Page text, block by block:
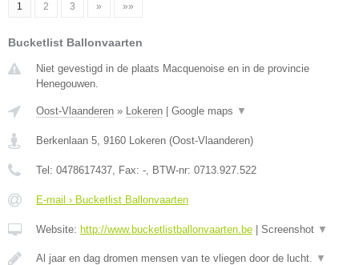
1 2 3 » »»
Bucketlist Ballonvaarten
Niet gevestigd in de plaats Macquenoise en in de provincie
Henegouwen.
Oost-Vlaanderen » Lokeren Google maps ▼
Berkenlaan 5, 9160 Lokeren (Oost-Vlaanderen)
Tel: 0478617437, Fax: -, BTW-nr: 0713.927.522
E-mail › Bucketlist Ballonvaarten
Website: http://www.bucketlistballonvaarten.be Screenshot ▼
Al jaar en dag dromen mensen van te vliegen door de lucht. ▼